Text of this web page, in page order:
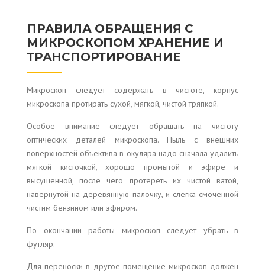
ПРАВИЛА ОБРАЩЕНИЯ С
МИКРОСКОПОМ ХРАНЕНИЕ И
ТРАНСПОРТИРОВАНИЕ
Микроскоп следует содержать в чистоте, корпус
микроскопа протирать сухой, мягкой, чистой тряпкой.
Особое внимание следует обращать на чистоту
оптических деталей микроскопа. Пыль с внешних
поверхностей объектива в окуляра надо сначала удалить
мягкой кисточкой, хорошо промытой и эфире и
высушенной, после чего протереть их чистой ватой,
навернутой на деревянную палочку, и слегка смоченной
чистим бензином или эфиром.
По окончании работы микроскоп следует убрать в
футляр.
Для переноски в другое помещение микроскоп должен